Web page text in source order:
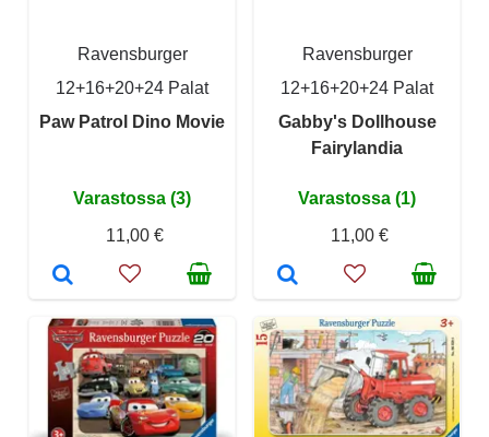
Ravensburger
12+16+20+24 Palat
Paw Patrol Dino Movie
Varastossa (3)
11,00 €
Ravensburger
12+16+20+24 Palat
Gabby's Dollhouse
Fairylandia
Varastossa (1)
11,00 €